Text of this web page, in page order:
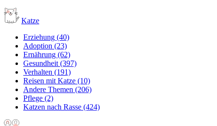
Katze
Erziehung (40)
Adoption (23)
Ernährung (62)
Gesundheit (397)
Verhalten (191)
Reisen mit Katze (10)
Andere Themen (206)
Pflege (2)
Katzen nach Rasse (424)